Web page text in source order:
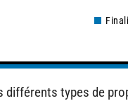
différents types de